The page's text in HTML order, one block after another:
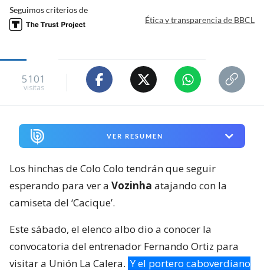
Seguimos criterios de
Ética y transparencia de BBCL
5101
visitas
VER RESUMEN
Los hinchas de Colo Colo tendrán que seguir
esperando para ver a Vozinha atajando con la
camiseta del ‘Cacique’.
Este sábado, el elenco albo dio a conocer la
convocatoria del entrenador Fernando Ortiz para
visitar a Unión La Calera. Y el portero caboverdiano